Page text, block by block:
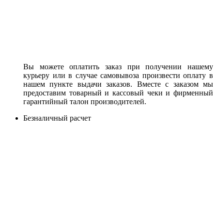
Вы можете оплатить заказ при получении нашему
курьеру или в случае самовывоза произвести оплату в
нашем пункте выдачи заказов. Вместе с заказом мы
предоставим товарный и кассовый чеки и фирменный
гарантийный талон производителей.
Безналичный расчет